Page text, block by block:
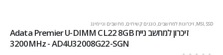
MSI,SSD
,זיכרונות למחשבים,כוננים קשיחים, מחשבים וגיימינג
זיכרון למחשב נייח Adata Premier U-DIMM CL22 8GB
3200MHz - AD4U32008G22-SGN